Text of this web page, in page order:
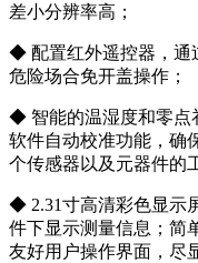
差小分辨率高；
◆ 配置红外遥控器，通
危险场合免开盖操作；
◆ 智能的温湿度和零点
软件自动校准功能，确
个传感器以及元器件的
◆ 2.31寸高清彩色显示
件下显示测量信息；简
友好用户操作界面，尽